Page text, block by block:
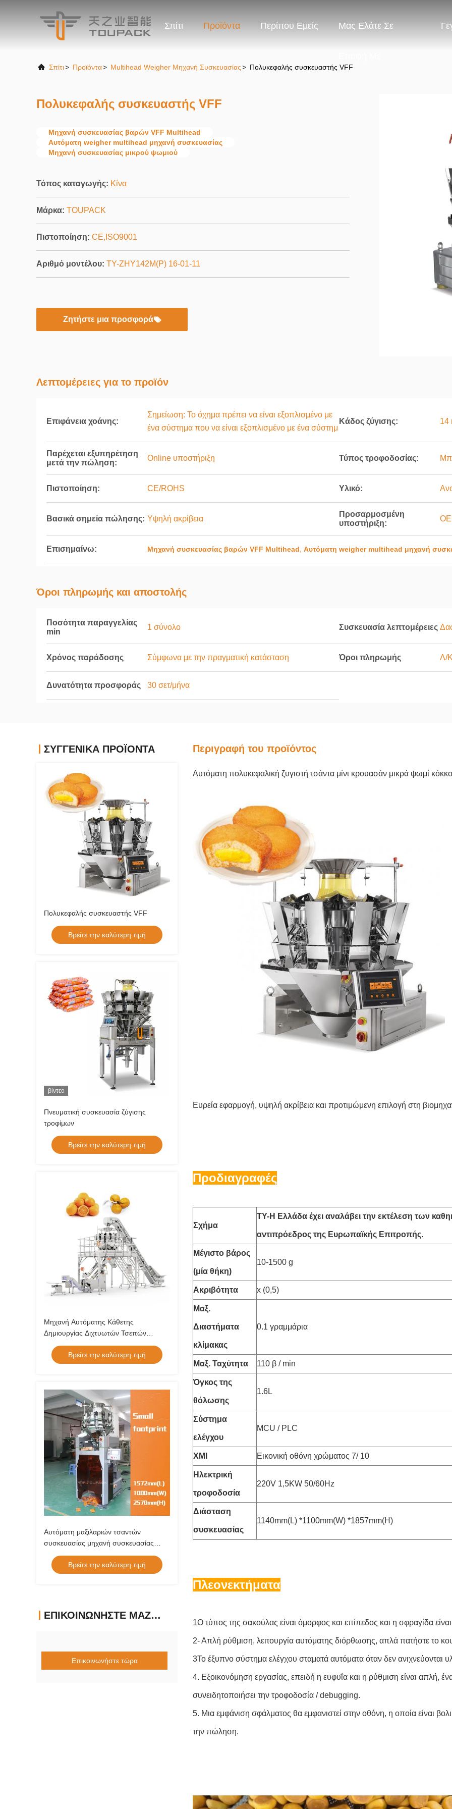
Σπίτι Προϊόντα Περίπου Εμείς Μας Ελάτε Σε
Σπίτι> Προϊόντα> Multihead Weigher Μηχανή Συσκευασίας> Πολυκεφαλής συσκευαστής VFF
Πολυκεφαλής συσκευαστής VFF
Μηχανή συσκευασίας βαρών VFF Multihead
Αυτόματη weigher multihead μηχανή συσκευασίας
Μηχανή συσκευασίας μικρού ψωμιού
Τόπος καταγωγής: Κίνα
Μάρκα: TOUPACK
Πιστοποίηση: CE,ISO9001
Αριθμό μοντέλου: ΤΥ-ZHY142M(P) 16-01-11
Ζητήστε μια προσφορά
Λεπτομέρειες για το προϊόν
Επιφάνεια χοάνης:
Σημείωση: Το όχημα πρέπει να είναι εξοπλισμένο με
ένα σύστημα που να είναι εξοπλισμένο με ένα σύστημ
Κάδος ζύγισης: 14
Παρέχεται εξυπηρέτηση
μετά την πώληση:
Online υποστήριξη Τύπος τροφοδοσίας:
Πιστοποίηση: CE/ROHS Υλικό:
Βασικά σημεία πώλησης: Υψηλή ακρίβεια
Προσαρμοσμένη
υποστήριξη:
Επισημαίνω: Μηχανή συσκευασίας βαρών VFF Multihead, Αυτόματη weigher multihead μηχανή
Όροι πληρωμής και αποστολής
Ποσότητα παραγγελίας
min
1 σύνολο Συσκευασία λεπτομέρειες
Χρόνος παράδοσης Σύμφωνα με την πραγματική κατάσταση Όροι πληρωμής Λ/
Δυνατότητα προσφοράς 30 σετ/μήνα
ΣΥΓΓΕΝΙΚΆ ΠΡΟΪΌΝΤΑ
Πολυκεφαλής συσκευαστής VFF
Βρείτε την καλύτερη τιμή
βίντεο
Πνευματική συσκευασία ζύγισης
τροφίμων
Βρείτε την καλύτερη τιμή
Μηχανή Αυτόματης Κάθετης
Δημιουργίας Διχτυωτών Τσεπών
Υψηλής Ταχύτητας για Καρότα,
Λαχανικά, Συσκευαστής Διχτυωτών
Σακουλών για Αχλάδια, Αυτόματη
Βρείτε την καλύτερη τιμή
Αυτόματη μαξιλαριών τσαντών
συσκευασίας μηχανή συσκευασίας
τσαντών σφραγίδων τετραγώνων
σπόρων κόκκινων πιπεριών κύβων
βόειου κρέατος μηχανών ξηρά
Βρείτε την καλύτερη τιμή
ΕΠΙΚΟΙΝΩΝΉΣΤΕ ΜΑΖΊ ΜΑΣ
Επικοινωνήστε τώρα
Περιγραφή του προϊόντος
Αυτόματη πολυκεφαλική ζυγιστή τσάντα μίνι κρουασάν μικρά ψωμί
Ευρεία εφαρμογή, υψηλή ακρίβεια και προτιμώμενη επιλογή στη
Προδιαγραφές
Σχήμα
TY-Η Ελλάδα έχει αναλάβει την εκτέλεση των
αντιπρόεδρος της Ευρωπαϊκής Επιτροπής.
Μέγιστο βάρος
(μία θήκη)
10-1500 g
Ακριβότητα x (0,5)
Μαξ.
Διαστήματα
κλίμακας
0.1 γραμμάρια
Μαξ. Ταχύτητα 110 β / min
Όγκος της
θόλωσης
1.6L
Σύστημα
ελέγχου
MCU / PLC
ΧΜΙ Εικονική οθόνη χρώματος 7/ 10
Ηλεκτρική
τροφοδοσία
220V 1,5KW 50/60Hz
Διάσταση
συσκευασίας
1140mm(L) *1100mm(W) *1857mm(H)
Πλεονεκτήματα
1Ο τύπος της σακούλας είναι όμορφος και επίπεδος και η σφραγίδα
2- Απλή ρύθμιση, λειτουργία αυτόματης διόρθωσης, απλά πατήστε το
3Το έξυπνο σύστημα ελέγχου σταματά αυτόματα όταν δεν ανιχνεύονται
4. Εξοικονόμηση εργασίας, επειδή η ευφυΐα και η ρύθμιση είναι απλή,
συνειδητοποιήσει την τροφοδοσία / debugging.
5. Μια εμφάνιση σφάλματος θα εμφανιστεί στην οθόνη, η οποία είναι
την πώληση.